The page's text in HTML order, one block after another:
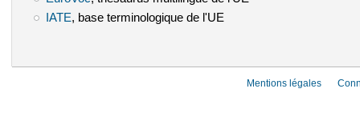
IATE (le lien est externe)
, base terminologique de l'UE
Mentions légales